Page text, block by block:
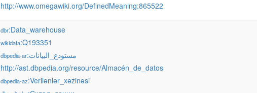
http://www.omegawiki.org/DefinedMeaning:865522
dbr:Data_warehouse
wikidata:Q193351
dbpedia-ar :مستودع_البيانات
http://ast.dbpedia.org/resource/Almacén_de_datos
dbpedia-az:Verilənlər_xəzinəsi